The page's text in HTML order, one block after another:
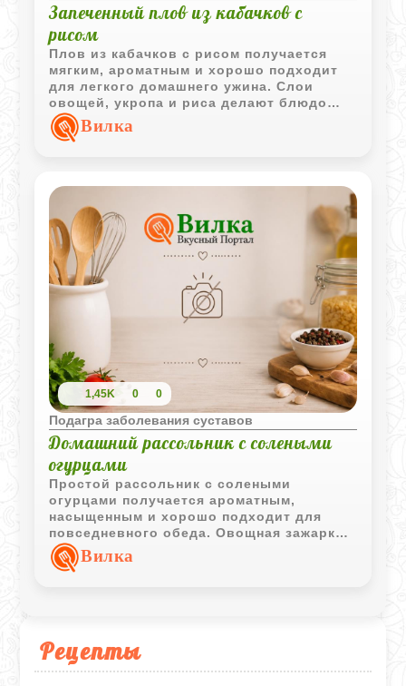
Рецепты
Запеченный плов из кабачков с
рисом
Плов из кабачков с рисом получается
мягким, ароматным и хорошо подходит
для легкого домашнего ужина. Слои
овощей, укропа и риса делают блюдо
сочным, а запекание в духовке
объединяет все вкусы.
Вилка
1,45K 0 0
Подагра заболевания суставов
Домашний рассольник с солеными
огурцами
Простой рассольник с солеными
огурцами получается ароматным,
насыщенным и хорошо подходит для
повседневного обеда. Овощная зажарка
и сметана делают вкус более мягким и
сбалансированным.
Вилка